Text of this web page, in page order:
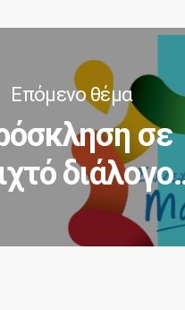
Επόμενο θέμα
σε